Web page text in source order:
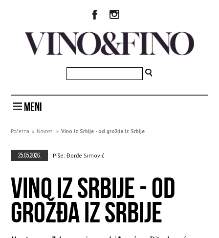
MENI
Početna » Novosti » Vino iz Srbije - od grožđa iz Srbije
25.05.2026. Piše: Đorđe Simović
VINO IZ SRBIJE - OD
GROŽĐA IZ SRBIJE